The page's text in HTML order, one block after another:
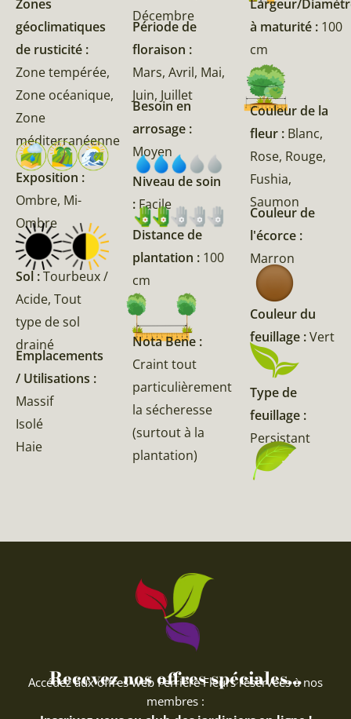
Zones
géoclimatiques
de rusticité :
Zone tempérée,
Zone océanique,
Zone
méditerranéenne
Exposition :
Ombre, Mi-
Ombre
Sol :Tourbeux /
Acide, Tout
type de sol
drainé
Emplacements
/ Utilisations :
Massif
Isolé
Haie
Décembre
Période de
floraison :
Mars, Avril, Mai,
Juin, Juillet
Besoin en
arrosage :
Moyen
Niveau de soin
: Facile
Distance de
plantation : 100
cm
Nota Bene :
Craint tout
particulièrement
la sécheresse
(surtout à la
plantation)
Largeur/
à maturité : 100
cm
Couleur de la
fleur : Blanc,
Rose, Rouge,
Fushia,
Saumon
Couleur de
l'écorce :
Marron
Couleur du
feuillage :Vert
Type de
feuillage :
Persistant
Recevez nos offres spéciales...
Accédez aux offres web Ferriere Fleurs réservées à nos
membres :